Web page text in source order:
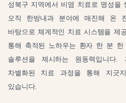
성북구 지역에서 비염 치료로 명성을
오직 한방내과 분야에 매진해 온
바탕으로 체계적인 치료 시스템을 제
통해 축적된 노하우는 환자 한 분
솔루션을 제시하는 원동력입니다.
차별화된 치료 과정을 통해 지긋
있습니다.